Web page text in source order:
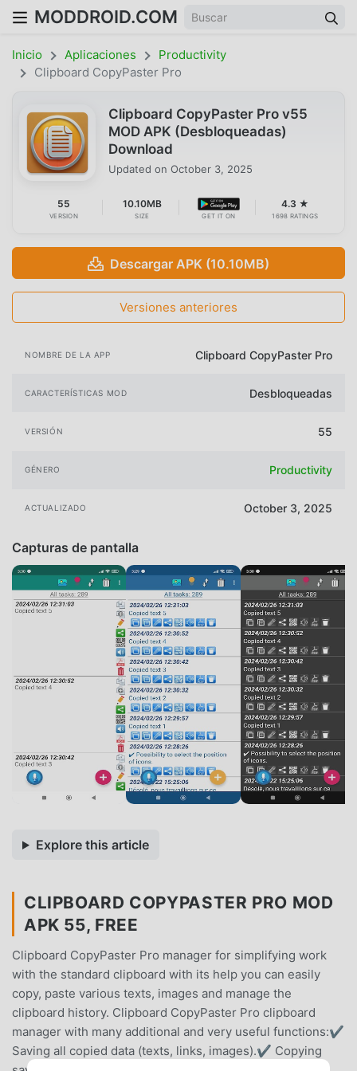
MODDROID.COM
Inicio Aplicaciones
Productivity
Clipboard CopyPaster Pro
Clipboard CopyPaster Pro v55
MOD APK (Desbloqueadas)
Download
Updated on October 3, 2025
55
VERSION
10.10MB
SIZE GET IT ON
4.3 ★
1698 RATINGS
Descargar APK (10.10MB)
Versiones anteriores
NOMBRE DE LA APP Clipboard CopyPaster Pro
CARACTERÍSTICAS MOD Desbloqueadas
VERSIÓN 55
GÉNERO Productivity
ACTUALIZADO October 3, 2025
Capturas de pantalla
Explore this article
CLIPBOARD COPYPASTER PRO MOD
APK 55, FREE
Clipboard CopyPaster Pro manager for simplifying work
with the standard clipboard with its help you can easily
copy, paste various texts, images and manage the
clipboard history. Clipboard CopyPaster Pro clipboard
manager with many additional and very useful functions:✔
Saving all copied data (texts, links, images).✔ Copying